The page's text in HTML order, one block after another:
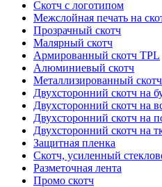
Скотч с логотипом
Межслойная печать на
Прозрачный скотч
Малярный скотч
Армированный скотч TPL
Алюминиевый скотч
Металлизированный скотч
Двухсторонний скотч на
Двухсторонний скотч на
Двухсторонний скотч на
Двухсторонний скотч на
Защитная пленка
Скотч, усиленный
Разметочная лента
Промо скотч